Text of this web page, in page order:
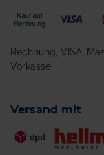
Rechnung, VISA,
Vorkasse
Versand mit